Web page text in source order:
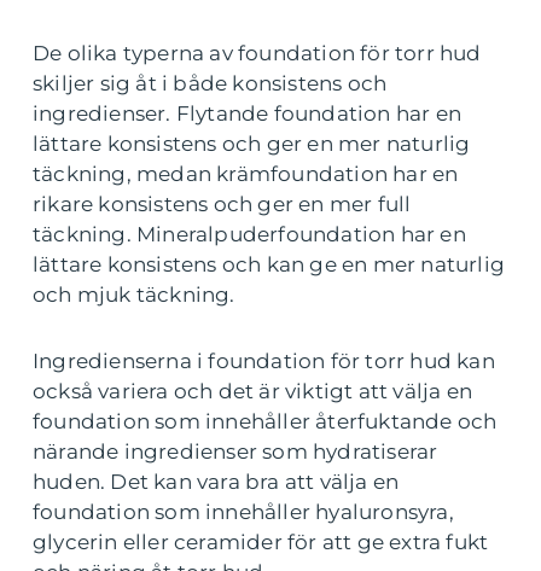
De olika typerna av foundation för torr hud
skiljer sig åt i både konsistens och
ingredienser. Flytande foundation har en
lättare konsistens och ger en mer naturlig
täckning, medan krämfoundation har en
rikare konsistens och ger en mer full
täckning. Mineralpuderfoundation har en
lättare konsistens och kan ge en mer naturlig
och mjuk täckning.
Ingredienserna i foundation för torr hud kan
också variera och det är viktigt att välja en
foundation som innehåller återfuktande och
närande ingredienser som hydratiserar
huden. Det kan vara bra att välja en
foundation som innehåller hyaluronsyra,
glycerin eller ceramider för att ge extra fukt